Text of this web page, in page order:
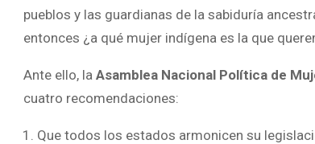
pueblos y las guardianas de la sabiduría
entonces ¿a qué mujer indígena es la que
Ante ello, la Asamblea Nacional Política de
cuatro recomendaciones:
Que todos los estados armonicen su